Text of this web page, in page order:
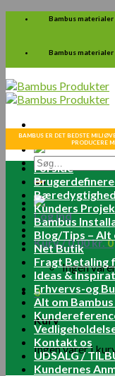
Skip
Bambus
Bambus
Søg
efter:
Log ind
Kurv /0.00kr.0
Ingen
0
Kurv
Ingen varer i
BAMBUS ER DET BEDSTE
PRODUCERE
Forside
Bæredygtighed
Kunders
Bambus
Blog/Tips – Alt
Net Butik
Fragt Betaling
Ideas &
Erhvervs-og
Alt om
Kontakt os
UDSALG /
Kundernes